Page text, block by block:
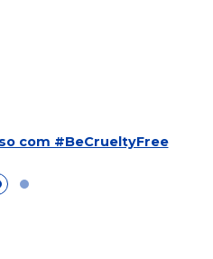
com #BeCrueltyFree